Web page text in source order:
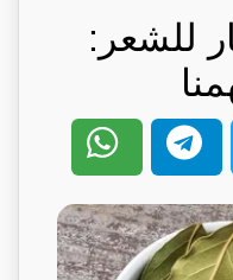
للشعر: